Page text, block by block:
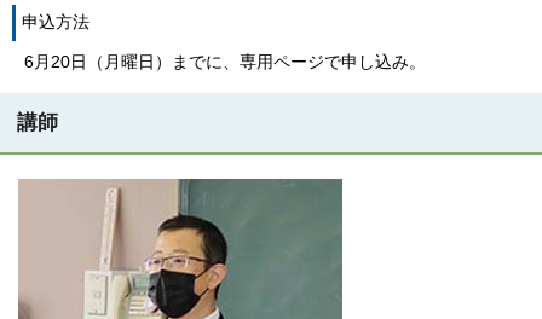
申込方法
6月20日（月曜日）までに、専用ページで申し込み。
講師